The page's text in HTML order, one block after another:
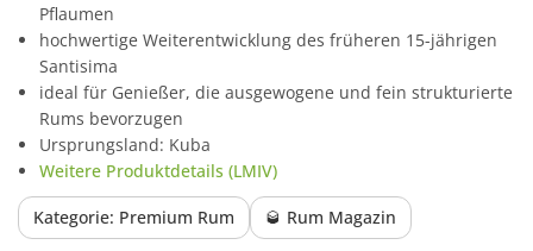
Pflaumen
hochwertige Weiterentwicklung des früheren 15-jährigen
Santisima
ideal für Genießer, die ausgewogene und fein strukturierte
Rums bevorzugen
Ursprungsland: Kuba
Weitere Produktdetails (LMIV)
Kategorie: Premium Rum 🥃 Rum Magazin